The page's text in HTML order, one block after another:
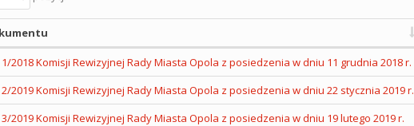
2018 Komisji Rewizyjnej Rady Miasta Opola z posiedzenia w dniu 11 grudnia 2018 r.
2019 Komisji Rewizyjnej Rady Miasta Opola z posiedzenia w dniu 22 stycznia 2019 r.
2019 Komisji Rewizyjnej Rady Miasta Opola z posiedzenia w dniu 19 lutego 2019 r.